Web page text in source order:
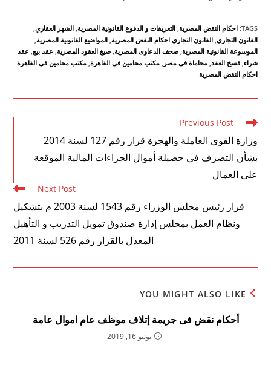
TAGS
:احكام النقض المصرية, التعريفات و الدفوع القانونية المصرية, الشهر العقاري,
القانون التجاري, القانون التجاري احكام النقض المصرية, المواضيع القانونية المصرية,
الموسوعة القانونية المصرية, صحف الدعاوى المصرية, صيغ العقود المصرية, عقد بيع, عقد
شراء, فسخ العقد, محاماة فى مصر , مكتب محامين فى القاهرة, مكتب محامين فى القاهرة
احكام النقض المصرية
Read
more
articles
Previous Post
وزارة القوى العاملة والهجرة قرار رقم 127 لسنة 2014
بشأن التصرف فى حصيلة أموال الجزاءات المالية الموقعة
على العمال
Next Post
قرار رئيس مجلس الوزراء رقم 1543 لسنة 2003 م بتشكيل
ونظام العمل بمجلس إدارة صندوق تمويل التدريب و التأهيل
المعدل بالقرار رقم 526 لسنة 2011
YOU MIGHT ALSO LIKE
أحكام نقض فى جريمة إتلاف موظف عام اموال عامة
يونيو 16, 2019